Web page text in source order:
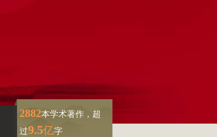
2882本学术著作，超
过9.5亿字